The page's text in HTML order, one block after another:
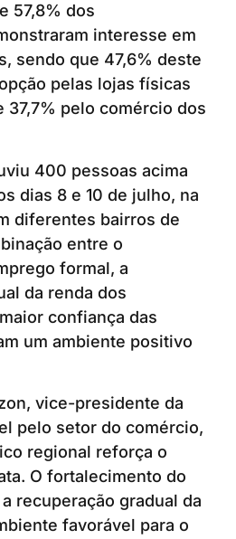
57,8% dos
interesse em
sendo que 47,6% deste
pelas lojas físicas
37,7% pelo comércio dos
400 pessoas acima
dias 8 e 10 de julho, na
diferentes bairros de
entre o
formal, a
da renda dos
confiança das
um ambiente positivo
vice-presidente da
pelo setor do comércio,
regional reforça o
O fortalecimento do
recuperação gradual da
favorável para o